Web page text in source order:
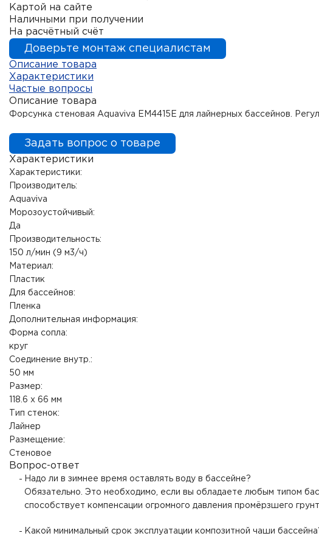
Картой на сайте
Наличными при получении
На расчётный счёт
Доверьте монтаж специалистам
Описание товара
Характеристики
Частые вопросы
Описание товара
Форсунка стеновая Aquaviva EM4415E для лайнерных бассейнов.
Задать вопрос о товаре
Характеристики
Характеристики:
Производитель:
Aquaviva
Морозоустойчивый:
Да
Производительность:
150 л/мин (9 м3/ч)
Материал:
Пластик
Для бассейнов:
Пленка
Дополнительная информация:
Форма сопла:
круг
Соединение внутр.:
50 мм
Размер:
118.6 x 66 мм
Тип стенок:
Лайнер
Размещение:
Стеновое
Вопрос-ответ
Надо ли в зимнее время оставлять воду в бассейне?
Обязательно. Это необходимо, если вы обладаете любым типом
способствует компенсации огромного давления промёрзшего
Какой минимальный срок эксплуатации композитной чаши